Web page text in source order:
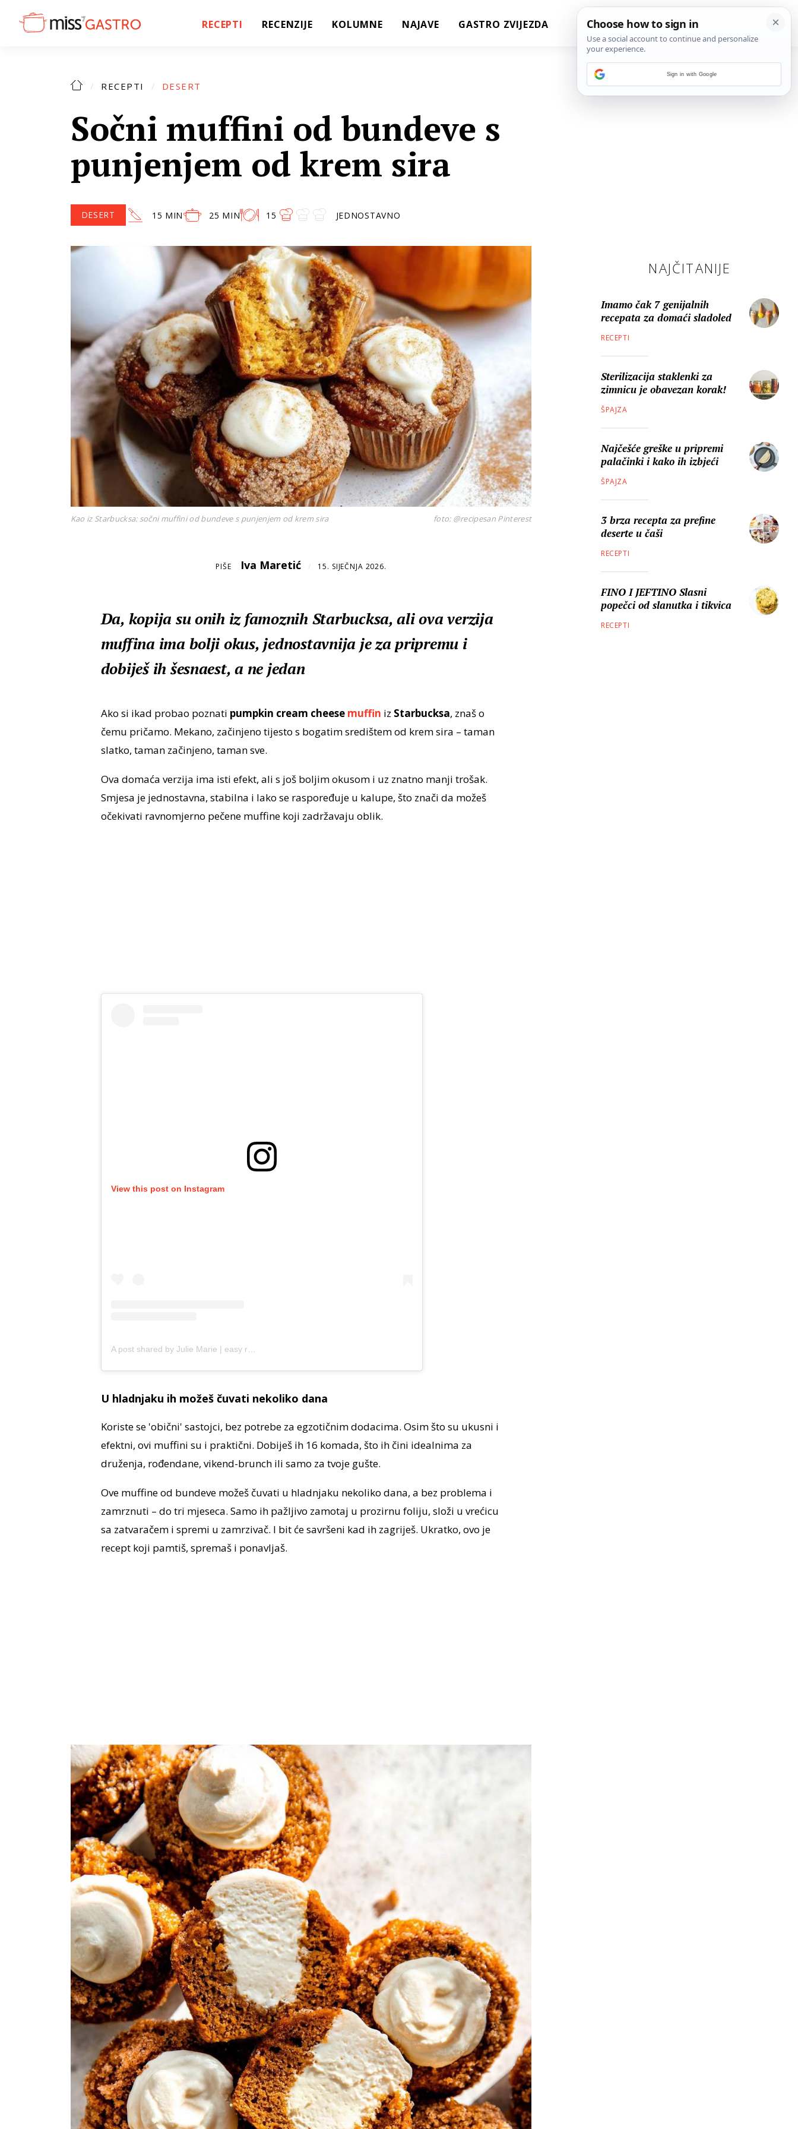
RECEPTI RECENZIJE KOLUMNE NAJAVE GASTRO ZVIJEZDA
RECEPTI DESERT
Sočni muffini od bundeve s
punjenjem od krem sira
DESERT 15 MIN 25 MIN 15 JEDNOSTAVNO
Kao iz Starbucksa: sočni muffini od bundeve s punjenjem od krem sira foto: @recipesan Pinterest
PIŠE Iva Maretić / 15. SIJEČNJA 2026.
Da, kopija su onih iz famoznih Starbucksa, ali ova verzija
muffina ima bolji okus, jednostavnija je za pripremu i
dobiješ ih šesnaest, a ne jedan
Ako si ikad probao poznati pumpkin cream cheese muffin iz Starbucksa, znaš o
čemu pričamo. Mekano, začinjeno tijesto s bogatim središtem od krem sira – taman
slatko, taman začinjeno, taman sve.
Ova domaća verzija ima isti efekt, ali s još boljim okusom i uz znatno manji trošak.
Smjesa je jednostavna, stabilna i lako se raspoređuje u kalupe, što znači da možeš
očekivati ravnomjerno pečene muffine koji zadržavaju oblik.
View this post on Instagram
U hladnjaku ih možeš čuvati nekoliko dana
Koriste se 'obični' sastojci, bez potrebe za egzotičnim dodacima. Osim što su ukusni i
efektni, ovi muffini su i praktični. Dobiješ ih 16 komada, što ih čini idealnima za
druženja, rođendane, vikend-brunch ili samo za tvoje gušte.
Ove muffine od bundeve možeš čuvati u hladnjaku nekoliko dana, a bez problema i
zamrznuti – do tri mjeseca. Samo ih pažljivo zamotaj u prozirnu foliju, složi u vrećicu
sa zatvaračem i spremi u zamrzivač. I bit će savršeni kad ih zagriješ. Ukratko, ovo je
recept koji pamtiš, spremaš i ponavljaš.
NAJČITANIJE
Imamo čak 7 genijalnih
recepata za domaći sladoled
RECEPTI
Sterilizacija staklenki za
zimnicu je obavezan korak!
ŠPAJZA
Najčešće greške u pripremi
palačinki i kako ih izbjeći
ŠPAJZA
3 brza recepta za prefine
deserte u čaši
RECEPTI
FINO I JEFTINO Slasni
popečci od slanutka i tikvica
RECEPTI
Sign in with Google